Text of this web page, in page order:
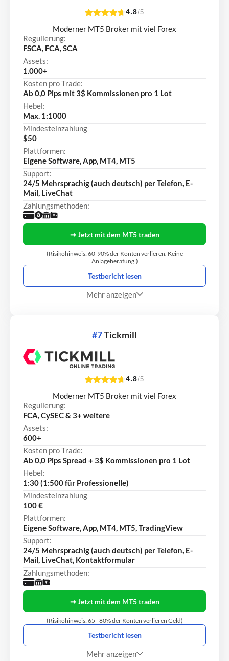
4.8/5
Moderner MT5 Broker mit viel Forex
Regulierung:
FSCA, FCA, SCA
Assets:
1.000+
Kosten pro Trade:
Ab 0,0 Pips mit 3$ Kommissionen pro 1 Lot
Hebel:
Max. 1:1000
Mindesteinzahlung
$50
Plattformen:
Eigene Software, App, MT4, MT5
Support:
24/5 Mehrsprachig (auch deutsch) per Telefon, E-
Mail, LiveChat
Zahlungsmethoden:
➞ Jetzt mit dem MT5 traden
(Risikohinweis: 60-90% der Konten verlieren. Keine
Anlageberatung.)
Testbericht lesen
Mehr anzeigen
#7Tickmill
4.8/5
Moderner MT5 Broker mit viel Forex
Regulierung:
FCA, CySEC & 3+ weitere
Assets:
600+
Kosten pro Trade:
Ab 0,0 Pips Spread + 3$ Kommissionen pro 1 Lot
Hebel:
1:30 (1:500 für Professionelle)
Mindesteinzahlung
100 €
Plattformen:
Eigene Software, App, MT4, MT5, TradingView
Support:
24/5 Mehrsprachig (auch deutsch) per Telefon, E-
Mail, LiveChat, Kontaktformular
Zahlungsmethoden:
➞ Jetzt mit dem MT5 traden
(Risikohinweis: 65 - 80% der Konten verlieren Geld)
Testbericht lesen
Mehr anzeigen